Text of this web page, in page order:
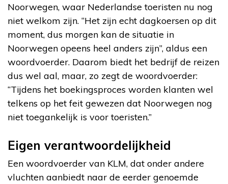
Noorwegen, waar Nederlandse toeristen nu nog
niet welkom zijn. “Het zijn echt dagkoersen op dit
moment, dus morgen kan de situatie in
Noorwegen opeens heel anders zijn”, aldus een
woordvoerder. Daarom biedt het bedrijf de reizen
dus wel aal, maar, zo zegt de woordvoerder:
“Tijdens het boekingsproces worden klanten wel
telkens op het feit gewezen dat Noorwegen nog
niet toegankelijk is voor toeristen.”
Eigen verantwoordelijkheid
Een woordvoerder van KLM, dat onder andere
vluchten aanbiedt naar de eerder genoemde